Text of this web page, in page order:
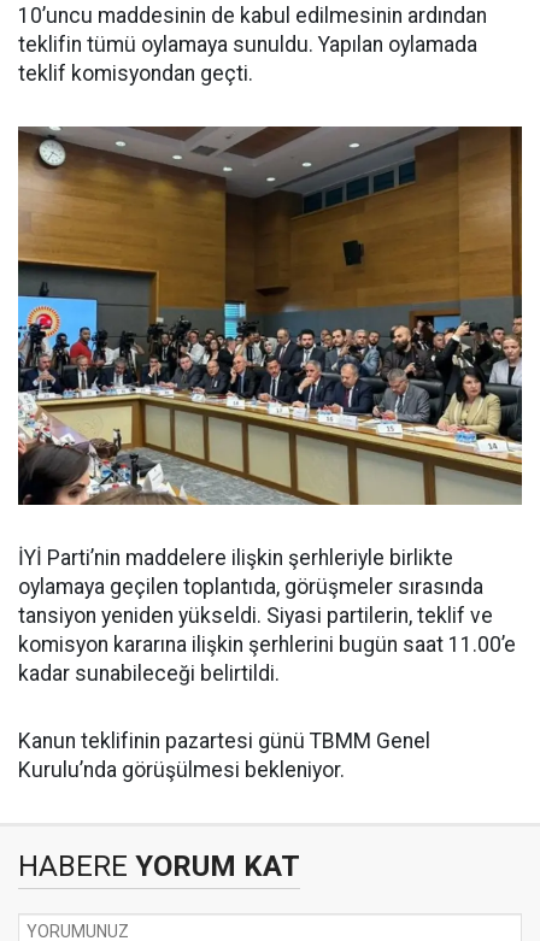
10’uncu maddesinin de kabul edilmesinin ardından
teklifin tümü oylamaya sunuldu. Yapılan oylamada
teklif komisyondan geçti.
İYİ Parti’nin maddelere ilişkin şerhleriyle birlikte
oylamaya geçilen toplantıda, görüşmeler sırasında
tansiyon yeniden yükseldi. Siyasi partilerin, teklif ve
komisyon kararına ilişkin şerhlerini bugün saat 11.00’e
kadar sunabileceği belirtildi.
Kanun teklifinin pazartesi günü TBMM Genel
Kurulu’nda görüşülmesi bekleniyor.
HABERE YORUM KAT